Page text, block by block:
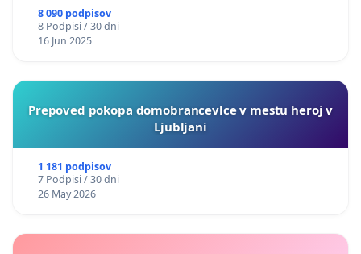
8 090 podpisov
8 Podpisi / 30 dni
16 Jun 2025
Prepoved pokopa domobrancevlce v mestu heroj v
Ljubljani
1 181 podpisov
7 Podpisi / 30 dni
26 May 2026